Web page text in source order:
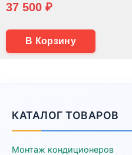
37 500 ₽
В Корзину
КАТАЛОГ ТОВАРОВ
Монтаж кондиционеров